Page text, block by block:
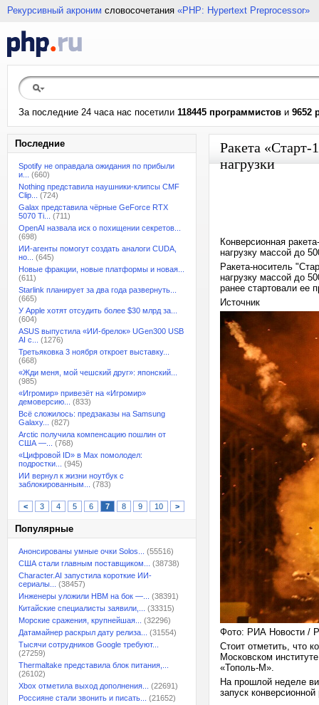
Рекурсивный акроним словосочетания «PHP: Hypertext Preprocessor»
За последние 24 часа нас посетили 118445 программистов и 9652
Последние
Spotify не оправдала ожидания по прибыли
и...
(660)
Nothing представила наушники-клипсы CMF
Clip...
(724)
Galax представила чёрные GeForce RTX
5070 Ti...
(711)
OpenAI назвала иск о похищении секретов...
(698)
ИИ-агенты помогут создать аналоги CUDA,
но...
(645)
Новые фракции, новые платформы и новая...
(611)
Starlink планирует за два года развернуть...
(665)
У Apple хотят отсудить более $30 млрд за...
(604)
ASUS выпустила «ИИ-брелок» UGen300 USB
AI с...
(1276)
Третьяковка 3 ноября откроет выставку...
(668)
«Жди меня, мой чешский друг»: японский...
(985)
«Игромир» привезёт на «Игромир»
демоверсию...
(833)
Всё сложилось: предзаказы на Samsung
Galaxy...
(827)
Arctic получила компенсацию пошлин от
США —...
(768)
«Цифровой ID» в Max помолодел:
подростки...
(945)
ИИ вернул к жизни ноутбук с
заблокированным...
(783)
< 3 4 5 6 7 8 9 10 >
Популярные
Анонсированы умные очки Solos...
(55516)
США стали главным поставщиком...
(38738)
Character.AI запустила короткие ИИ-
сериалы...
(38457)
Инженеры уложили HBM на бок —...
(38391)
Китайские специалисты заявили,...
(33315)
Морские сражения, крупнейшая...
(32296)
Датамайнер раскрыл дату релиза...
(31554)
Тысячи сотрудников Google требуют...
(27259)
Thermaltake представила блок питания,...
(26102)
Xbox отметила выход дополнения...
(22691)
Россияне стали звонить и писать...
(21652)
Ракета
нагрузки
Конверсионная
нагрузку массой до
Ракета-носитель
нагрузку массой до
ранее стартовали ее
Источник
Фото: РИА Новости /
Стоит отметить, что
Московском
«Тополь-М».
На прошлой неделе
запуск